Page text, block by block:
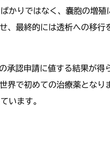
かりではなく、嚢胞の増殖
、最終的には透析への移行
認申請に値する結果が得
界で初めての治療薬となり
います。